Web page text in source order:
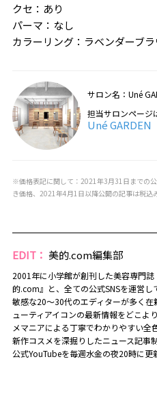
クセ：あり
パーマ：なし
カラーリング：ラベンダーブラ
サロン名：Uné
担当サロンページ
Uné GARDEN
※価格表記に関して：2021年3月31日までの
き価格、2021年4月1日以降公開の記事は税込
EDIT： 美的.com編集部
2001年に小学館が創刊した美容専門
的.com』と、全ての公式SNSを運営
敏感な20～30代のエディターが多く
ューティアイコンの最新情報をどこよ
メマニアによる丁寧でわかりやすい
新作コスメを深掘りしたニュース記事
公式YouTubeを毎週水金の夜20時に更